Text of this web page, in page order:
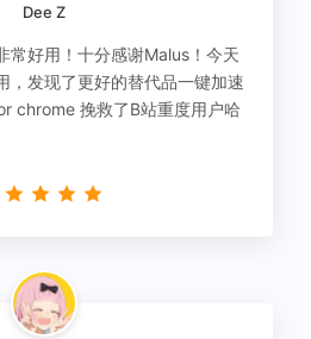
Dee Z
常好用！十分感谢Malus！今天
，发现了更好的替代品一键加速
chrome 挽救了B站重度用户哈